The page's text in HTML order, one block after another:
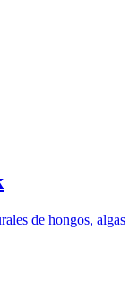
de hongos, algas